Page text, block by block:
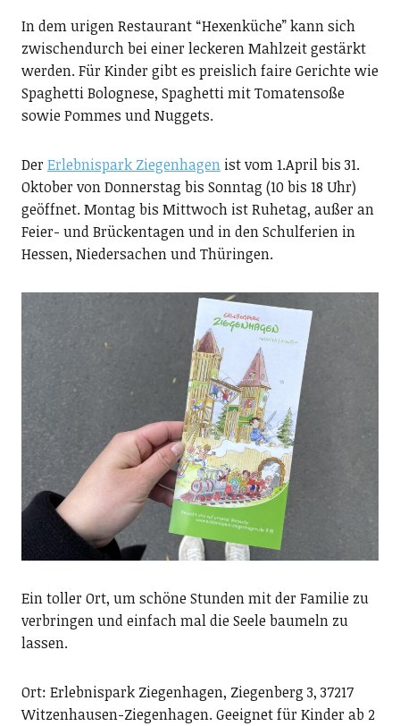
In dem urigen Restaurant “Hexenküche” kann sich
zwischendurch bei einer leckeren Mahlzeit gestärkt
werden. Für Kinder gibt es preislich faire Gerichte wie
Spaghetti Bolognese, Spaghetti mit Tomatensoße
sowie Pommes und Nuggets.
DerErlebnispark Ziegenhagenist vom 1.April bis 31.
Oktober von Donnerstag bis Sonntag (10 bis 18 Uhr)
geöffnet. Montag bis Mittwoch ist Ruhetag, außer an
Feier- und Brückentagen und in den Schulferien in
Hessen, Niedersachen und Thüringen.
Ein toller Ort, um schöne Stunden mit der Familie zu
verbringen und einfach mal die Seele baumeln zu
lassen.
Ort: Erlebnispark Ziegenhagen, Ziegenberg 3, 37217
Witzenhausen-Ziegenhagen. Geeignet für Kinder ab 2